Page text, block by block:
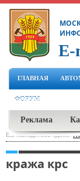
E-
ГЛАВНАЯ
ФОРУМ
Реклама
Вы находитесь здесь:
кража крс